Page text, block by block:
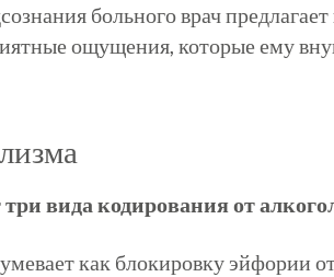
больного врач
ощущения, которые ему
вида кодирования от
как блокировку эйфории